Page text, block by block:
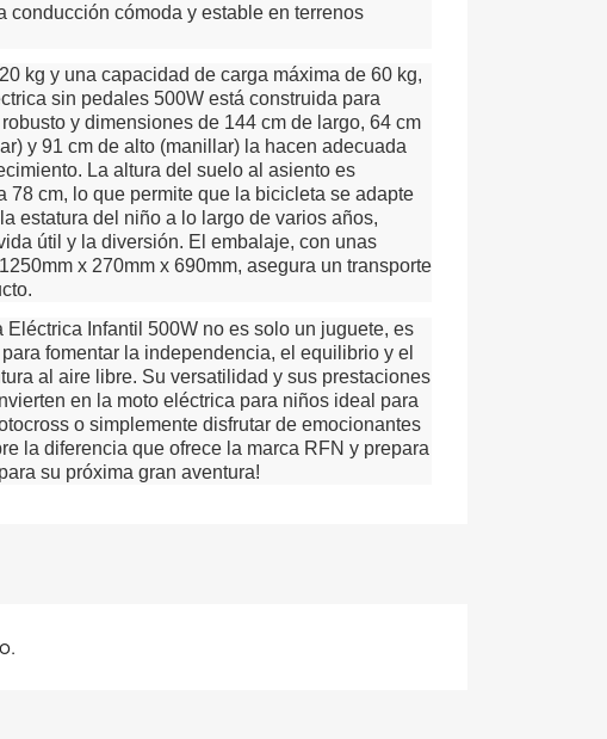
conducción cómoda y estable en terrenos
kg y una capacidad de carga máxima de 60 kg,
sin pedales 500W está construida para
y dimensiones de 144 cm de largo, 64 cm
y 91 cm de alto (manillar) la hacen adecuada
La altura del suelo al asiento es
78 cm, lo que permite que la bicicleta se adapte
estatura del niño a lo largo de varios años,
útil y la diversión. El embalaje, con unas
x 270mm x 690mm, asegura un transporte
Eléctrica Infantil 500W no es solo un juguete, es
fomentar la independencia, el equilibrio y el
al aire libre. Su versatilidad y sus prestaciones
en la moto eléctrica para niños ideal para
o simplemente disfrutar de emocionantes
la diferencia que ofrece la marca RFN y prepara
su próxima gran aventura!